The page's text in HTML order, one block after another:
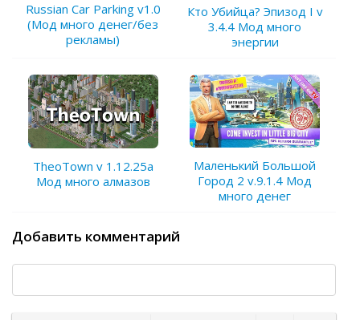
Russian Car Parking v1.0
(Мод много денег/без
рекламы)
Кто Убийца? Эпизод I v
3.4.4 Мод много
энергии
TheoTown v 1.12.25a
Мод много алмазов
Маленький Большой
Город 2 v.9.1.4 Мод
много денег
Добавить комментарий